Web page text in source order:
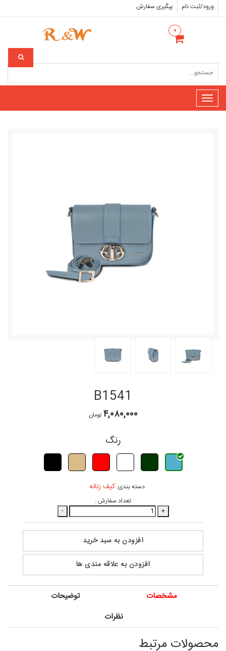
ورود/ثبت نام پیگیری سفارش
۰
Toggle
navigation
B1541
۴,۰۸۰,۰۰۰ تومان
رنگ
دسته بندی:کیف زنانه
تعداد سفارش :
+
-
افزودن به سبد خرید
افزودن به علاقه مندی ها
مشخصات
توضیحات
نظرات
محصولات مرتبط